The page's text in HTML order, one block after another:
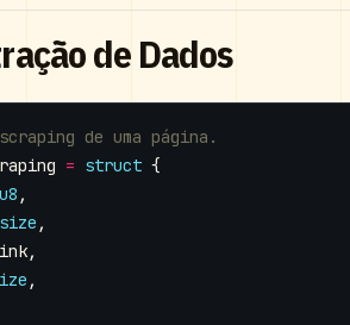
de Dados
= struct {
u8 ,
,
,
,